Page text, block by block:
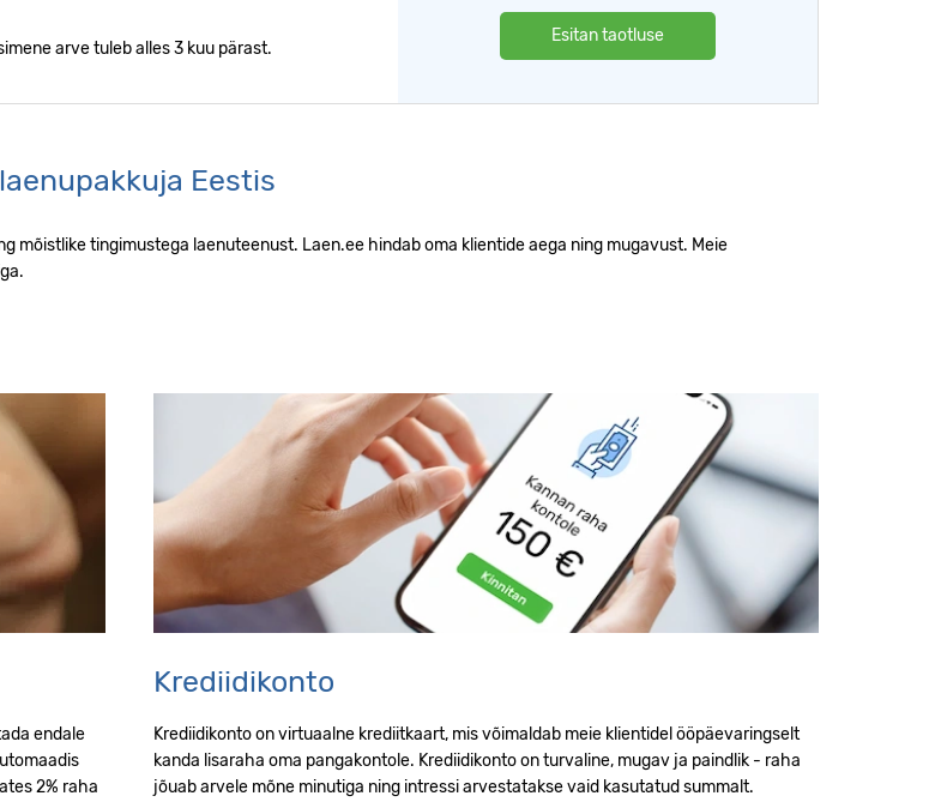
arve tuleb alles 3 kuu pärast.
Esitan taotluse
laenupakkuja Eestis
Eestis
mõistlike tingimustega laenuteenust. Laen.ee hindab oma klientide aega ning mugavust. Meie
endale
2% raha
Krediidikonto
Krediidikonto on virtuaalne krediitkaart, mis võimaldab meie klientidel ööpäevaringselt
kanda lisaraha oma pangakontole. Krediidikonto on turvaline, mugav ja paindlik - raha
jõuab arvele mõne minutiga ning intressi arvestatakse vaid kasutatud summalt.